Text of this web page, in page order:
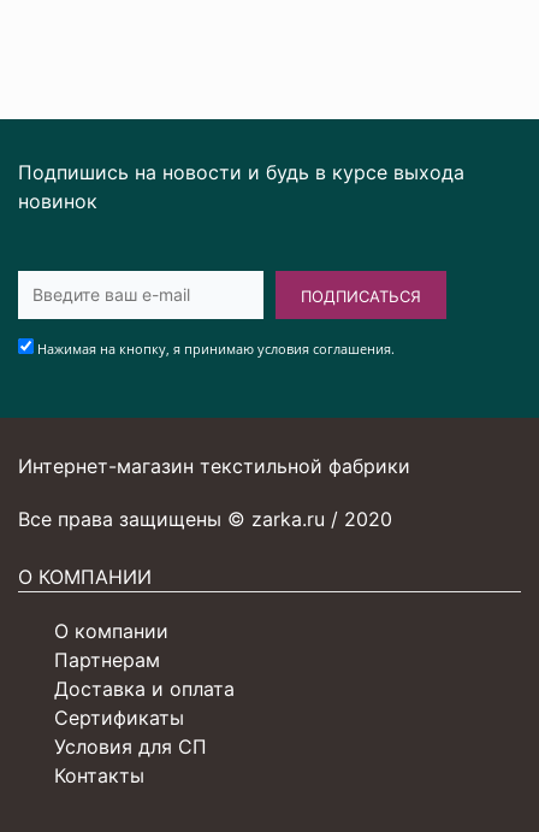
Подпишись на новости и будь в курсе выхода
новинок
ПОДПИСАТЬСЯ
Нажимая на кнопку, я принимаю условия соглашения.
Интернет-магазин текстильной фабрики
Все права защищены © zarka.ru / 2020
О КОМПАНИИ
О компании
Партнерам
Доставка и оплата
Сертификаты
Условия для СП
Контакты